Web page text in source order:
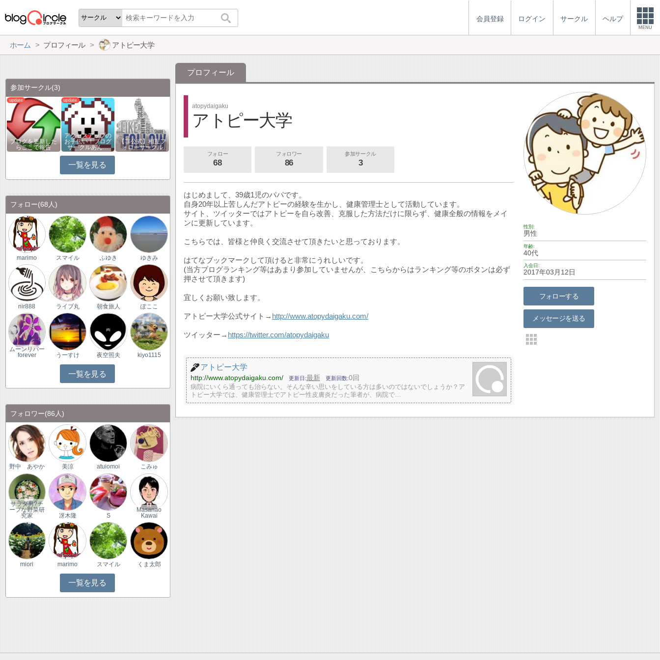
会員登録 ログイン サークル ヘルプ
MENU
ホーム プロフィール アトピー大学
プロフィール
atopydaigaku
アトピー大学
フォロー
68
フォロワー
86
参加サークル
3
性別
男性
年齢
40代
入会日
2017年03月12日
フォローする
メッセージを送る
はじめまして、39歳1児のパパです。
自身20年以上苦しんだアトピーの経験を生かし、健康管理士として活動しています。
サイト、ツイッターではアトピーを自ら改善、克服した方法だけに限らず、健康全般の情報をメイ
ンに更新しています。
こちらでは、皆様と仲良く交流させて頂きたいと思っております。
はてなブックマークして頂けると非常にうれしいです。
(当方ブログランキング等はあまり参加していませんが、こちらからはランキング等のボタンは必ず
押させて頂きます)
宜しくお願い致します。
アトピー大学公式サイト→ http://www.atopydaigaku.com/
ツイッター→ https://twitter.com/atopydaigaku
アトピー大学
http://www.atopydaigaku.com/ 更新日 最新 更新回数 0回
病院にいくら通っても治らない。そんな辛い思いをしている方は多いのではないでしょうか？ア
トピー大学では、健康管理士でアトピー性皮膚炎だった筆者が、病院で…
参加サークル(3)
ブログを更新した
らここで報告
アクセスアップの
お手伝い！ブログ
サークルあん…
【非公式】相互フ
ォローサークル
一覧を見る
フォロー(68人)
marimo スマイル ふゆき ゆきみ
nir888 ライブ丸 朝食旅人 ぽここ
ムーンリバー
forever
うーすけ 夜空照夫 kiyo1115
一覧を見る
フォロワー(86人)
野中 あやか 美涼 atuiomoi こみゅ
サラダ男?チ
ープな野菜研
究家
冴木隆 S
Masanao
Kawai
miori marimo スマイル くま太郎
一覧を見る